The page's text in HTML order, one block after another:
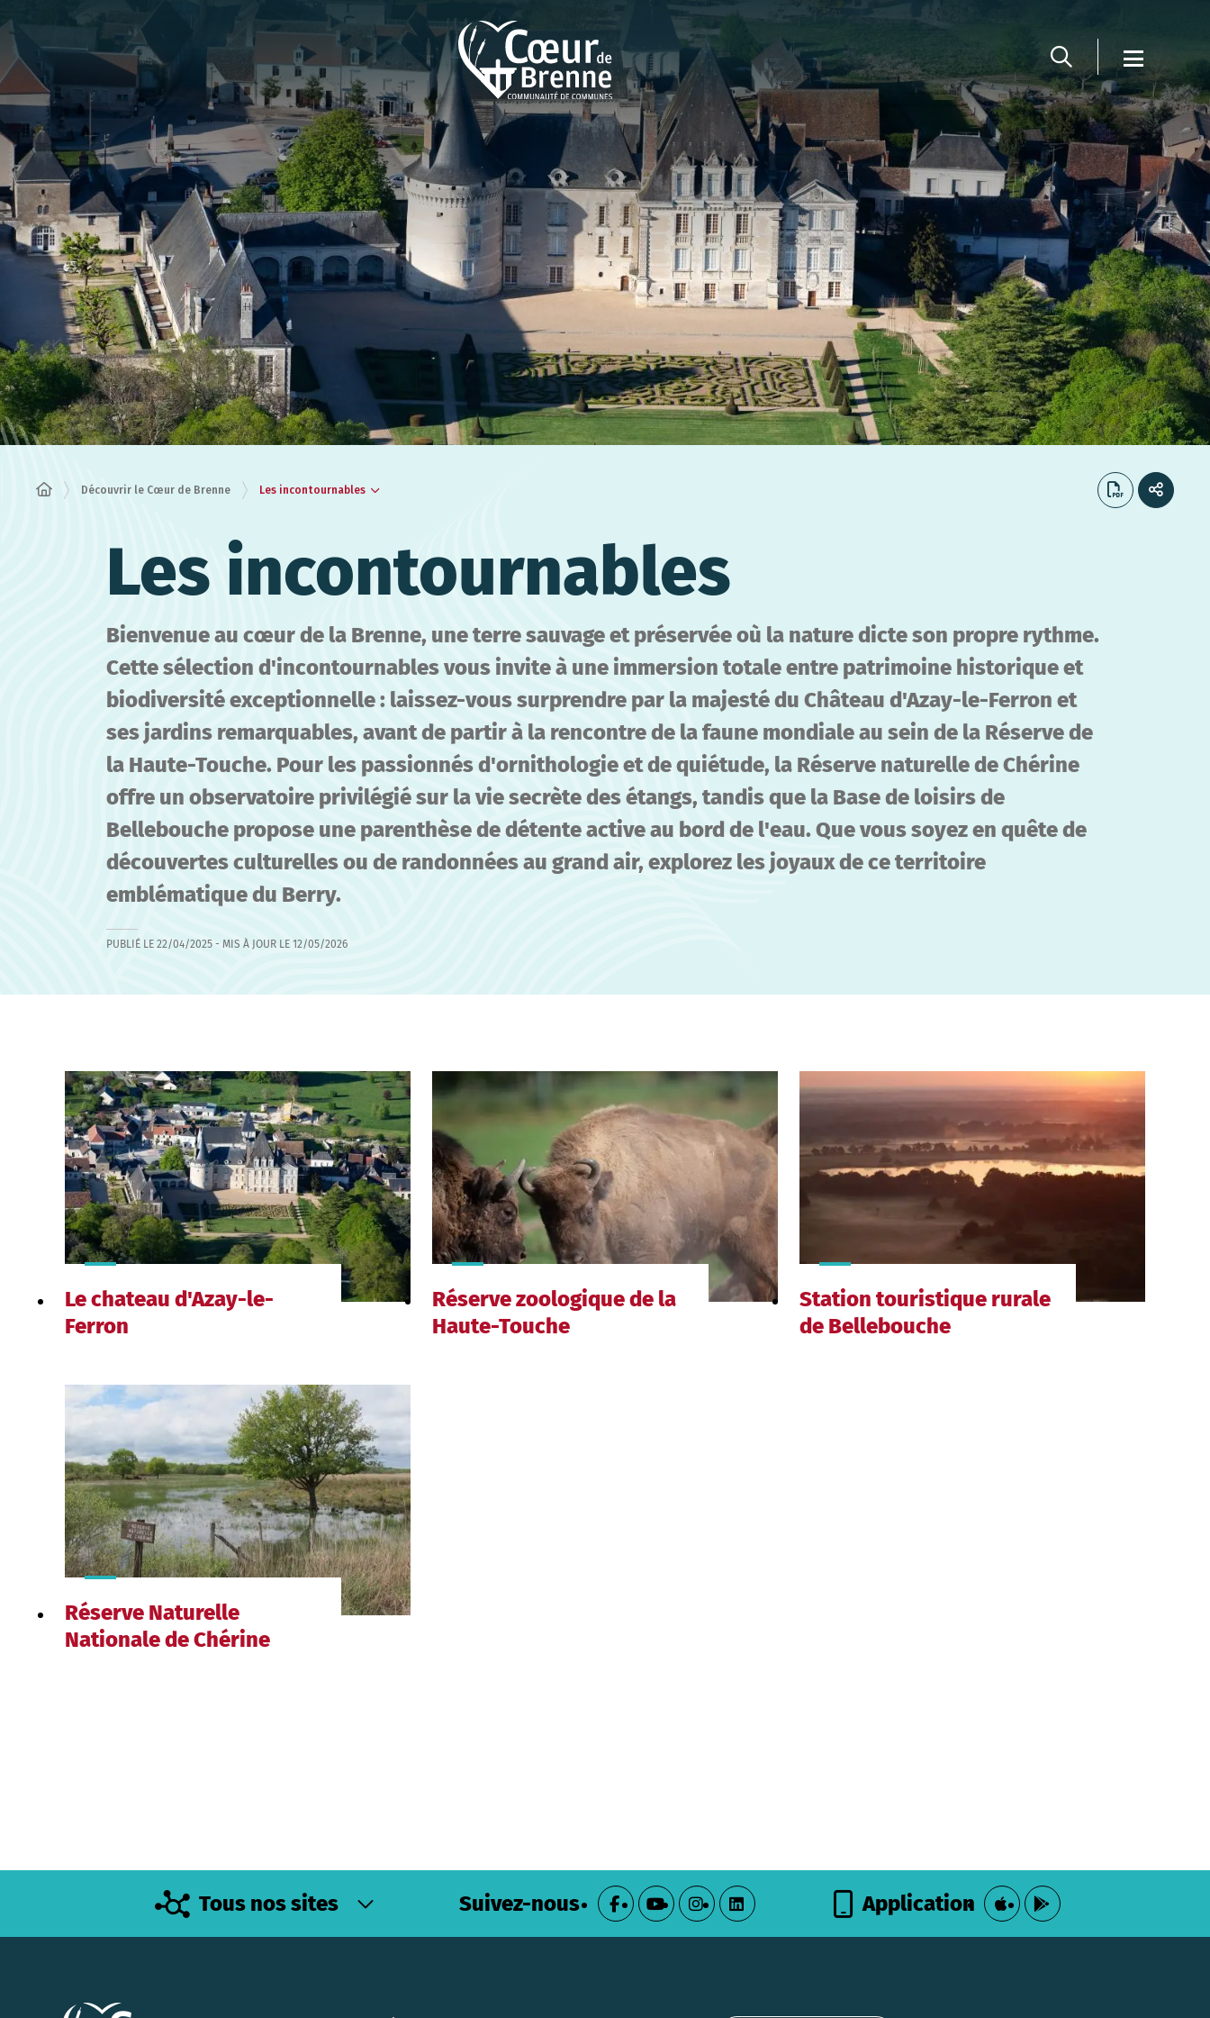
Découvrir le Cœur de Brenne Les incontournables
Les incontournables
Bienvenue au cœur de la Brenne, une terre sauvage et préservée où la nature dicte son propre rythme.
Cette sélection d'incontournables vous invite à une immersion totale entre patrimoine historique et
biodiversité exceptionnelle : laissez-vous surprendre par la majesté du Château d'Azay-le-Ferron et
ses jardins remarquables, avant de partir à la rencontre de la faune mondiale au sein de la Réserve de
la Haute-Touche. Pour les passionnés d'ornithologie et de quiétude, la Réserve naturelle de Chérine
offre un observatoire privilégié sur la vie secrète des étangs, tandis que la Base de loisirs de
Bellebouche propose une parenthèse de détente active au bord de l'eau. Que vous soyez en quête de
découvertes culturelles ou de randonnées au grand air, explorez les joyaux de ce territoire
emblématique du Berry.
PUBLIÉ LE 22/04/2025 - MIS À JOUR LE 12/05/2026
Le chateau d'Azay-le-
Ferron
Réserve zoologique de la
Haute-Touche
Station touristique rurale
de Bellebouche
Réserve Naturelle
Nationale de Chérine
Tous nos sites Suivez-nous Application